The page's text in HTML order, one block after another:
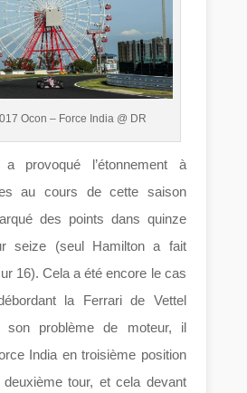
Ocon – Force India @ DR
provoqué l’étonnement à
au cours de cette saison
des points dans quinze
seize (seul Hamilton a fait
16). Cela a été encore le cas
la Ferrari de Vettel
son problème de moteur, il
India en troisième position
tour, et cela devant